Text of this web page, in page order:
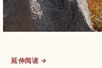
延伸阅读 →